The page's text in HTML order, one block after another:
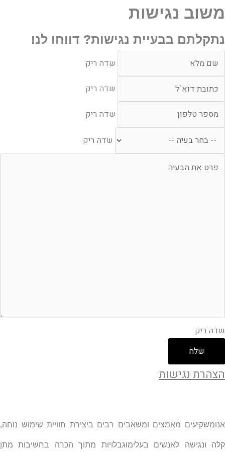
משוב נגישות
נתקלתם בבעיית נגישות? דווחו לנו
ריק
שדה ריק
ריק
שדה ריק
ריק
שדה ריק
שדה ריק
שדה ריק
שלח
הצהרת נגישות
אנומשקיעים מאמצים ומשאבים רבים ביצירת חוויית שימוש נוחה,
קלה ונגישה לאנשים בעלימוגבלויות מתוך הכרה בחשיבות מתן